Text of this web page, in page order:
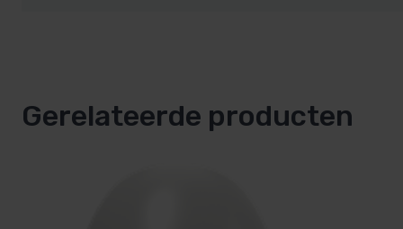
Gerelateerde producten